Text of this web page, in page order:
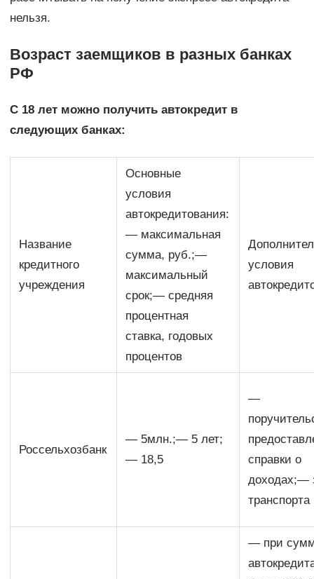
нельзя.
Возраст заемщиков в разных банках
РФ
С 18 лет можно получить автокредит в
следующих банках:
Название
кредитного
учреждения
Основные
условия
автокредитования:
— максимальная
сумма, руб.;—
максимальный
срок;— средняя
процентная
ставка, годовых
процентов
условия
Россельхозбанк
— 5млн.;— 5 лет;
— 18,5
—
справки о
доходах;—
транспорта
— при